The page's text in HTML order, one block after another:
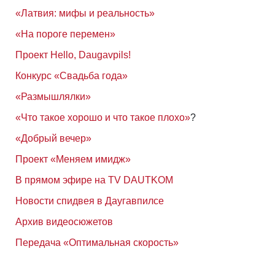
«Латвия: мифы и реальность»
«На пороге перемен»
Проект Hello, Daugavpils!
Конкурс «Свадьба года»
«Размышлялки»
«Что такое хорошо и что такое плохо»?
«Добрый вечер»
Проект «Меняем имидж»
В прямом эфире на TV DAUTKOM
Новости спидвея в Даугавпилсе
Архив видеосюжетов
Передача «Оптимальная скорость»